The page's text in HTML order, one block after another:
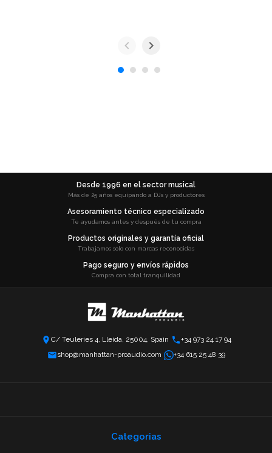
Desde 1996 en el sector musical
Más de 25 años equipando a DJs y productores
Asesoramiento técnico especializado
Te ayudamos antes y después de tu compra
Productos originales y garantía oficial
Trabajamos solo con marcas reconocidas
Pago seguro y envíos rápidos
Compra con total tranquilidad
C/ Teuleries 4, Lleida, 25004, Spain
+34 973 24 17 94
shop@manhattan-proaudio.com
+34 615 25 48 39
Categorias